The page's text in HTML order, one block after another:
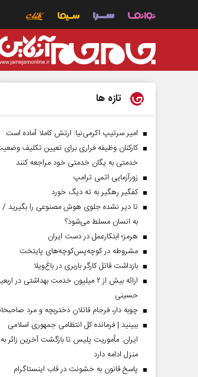
تازه ها
امیر سرتیپ اکرمی‌نیا: ارتش کاملا آماده است
کارکنان وظیفه فراری برای تعیین تکلیف
خدمتی به یگان خدمتی خود مراجعه کنند
زورآزمایی اتمی ترامپ
کفگیر رهگیر به ته دیگ خورد
به انسان مسلط می‌شود؟
هرمز؛ ابتکارعمل در دست ایران
مشروطه در کوچه‌پس‌کوچه‌های پایتخت
بازداشت قاتل کارگر باربری در باغ‌ویلا
ارائه بیش از ۲ میلیون خدمت بهداشتی در
حسینی
چوبه دار، فرجام قاتلان دختربچه و مرد
ببینید | فرمانده کل انتظامی جمهوری اسلامی
ایران­: مأموریت پلیس تا بازگشت آخرین زائر به
منزل ادامه دارد
پاسخ قانون به خشونت در قاب اینستاگرام